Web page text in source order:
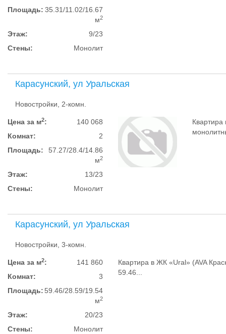
Площадь: 35.31/11.02/16.67
м2
Этаж:
9/23
Стены:
Монолит
Карасунский, ул Уральская
Новостройки, 2-комн.
Цена за м2:
140 068
Комнат:
2
Площадь:
57.27/28.4/14.86
м2
Этаж:
13/23
Стены:
Монолит
Карасунский, ул Уральская
Новостройки, 3-комн.
Цена за м2:
141 860
Комнат:
3
Площадь: 59.46/28.59/19.54
м2
Этаж:
20/23
Стены:
Монолит
Квартира в ЖК «‎Ural» (AVA
59.46...